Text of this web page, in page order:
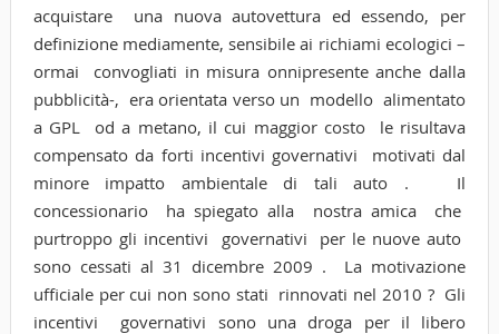
acquistare una nuova autovettura ed essendo, per
definizione mediamente, sensibile ai richiami ecologici –
ormai convogliati in misura onnipresente anche dalla
pubblicità-, era orientata verso un modello alimentato
a GPL od a metano, il cui maggior costo le risultava
compensato da forti incentivi governativi motivati dal
minore impatto ambientale di tali auto . Il
concessionario ha spiegato alla nostra amica che
purtroppo gli incentivi governativi per le nuove auto
sono cessati al 31 dicembre 2009 . La motivazione
ufficiale per cui non sono stati rinnovati nel 2010 ? Gli
incentivi governativi sono una droga per il libero